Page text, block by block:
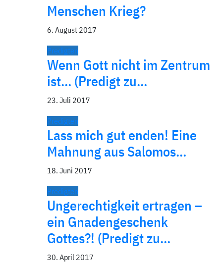
Menschen Krieg?
6. August 2017
Predigten
Wenn Gott nicht im Zentrum
ist… (Predigt zu…
23. Juli 2017
Predigten
Lass mich gut enden! Eine
Mahnung aus Salomos…
18. Juni 2017
Predigten
Ungerechtigkeit ertragen –
ein Gnadengeschenk
Gottes?! (Predigt zu…
30. April 2017